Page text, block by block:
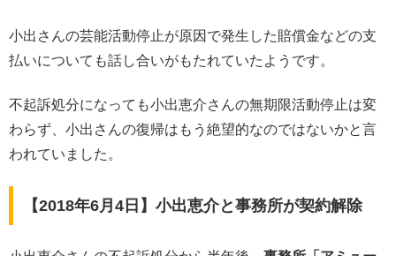
小出さんの芸能活動停止が原因で発生した賠償金などの支
払いについても話し合いがもたれていたようです。
不起訴処分になっても小出恵介さんの無期限活動停止は変
わらず、小出さんの復帰はもう絶望的なのではないかと言
われていました。
【2018年6月4日】小出恵介と事務所が契約解除